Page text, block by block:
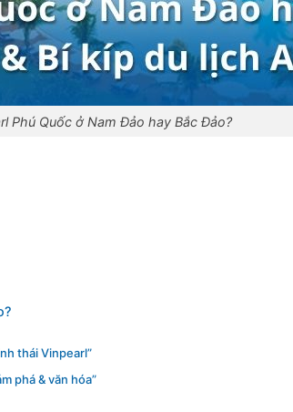
Phú Quốc ở Nam Đảo hay Bắc Đảo?
thái Vinpearl”
phá & văn hóa”